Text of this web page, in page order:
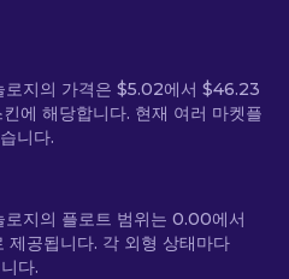
지의 가격은 $5.02에서 $46.23
에 해당합니다. 현재 여러 마켓플
니다.
지의 플로트 범위는 0.00에서
제공됩니다. 각 외형 상태마다
다.